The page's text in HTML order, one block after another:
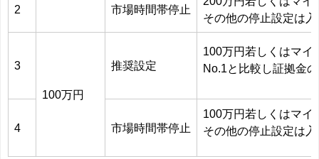
2 市場時間帯停止
その他の停止設定は
3
100万円
推奨設定
100万円若しくはマイ
No.1と比較し証拠金
4 市場時間帯停止
100万円若しくはマイ
その他の停止設定は